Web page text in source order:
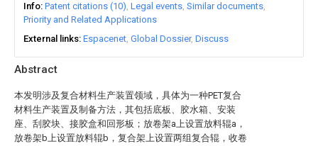
Abstract
本发明涉及复合材料生产装置领域，具体为一种PET复合
材料生产装置及制备方法，其包括底板、胶水箱、安装
座、刮胶块、接胶盒和回形板；放卷架a上设置放料辊a，
放卷架b上设置放料辊b，复合架上设置两组复合辊，收卷
Info Patent citations (10) Legal events Similar documents
Priority and Related Applications
External links Espacenet Global Dossier Discuss